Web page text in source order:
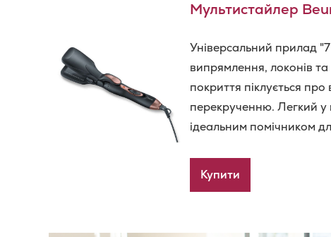
Мультистайлер
Універсальний прилад
випрямлення, локонів
покриття піклується
перекрученню. Легкий у
ідеальним помічником
Купити